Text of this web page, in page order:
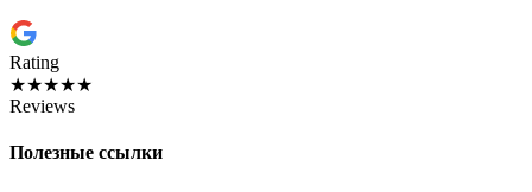
Rating
★★★★★
Reviews
Полезные ссылки